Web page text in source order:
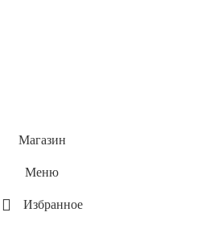
Магазин
Меню
Избранное